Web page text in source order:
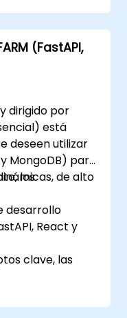
agregación y
Matplotlib y
(FastAPI,
dirigido por
está
deseen utilizar
MongoDB) para
de alto
los
desarrollo
React y
clave, las
REST con